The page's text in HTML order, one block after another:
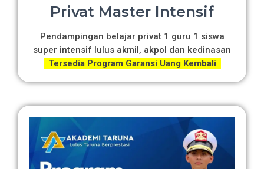
Privat Master Intensif
Pendampingan belajar privat 1 guru 1 siswa
super intensif lulus akmil, akpol dan kedinasan
Tersedia Program Garansi Uang Kembali